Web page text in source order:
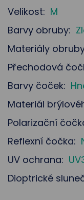
Velikost: M
Barvy obruby:
Materiály
Přechodová
Barvy čoček:
Materiál
Polarizační
Reflexní čočka:
UV ochrana:
Dioptrické